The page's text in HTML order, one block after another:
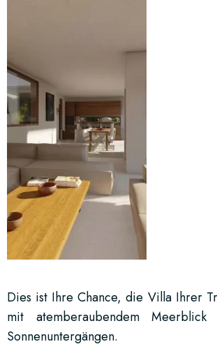
Dies ist Ihre Chance, die Villa Ihrer
mit atemberaubendem
Sonnenuntergängen.